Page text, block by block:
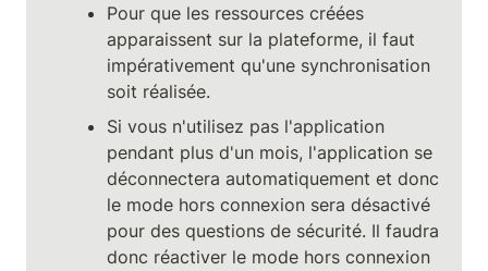
Pour que les ressources créées
apparaissent sur la plateforme, il faut
impérativement qu'une synchronisation
soit réalisée.
Si vous n'utilisez pas l'application
pendant plus d'un mois, l'application se
déconnectera automatiquement et donc
le mode hors connexion sera désactivé
pour des questions de sécurité. Il faudra
donc réactiver le mode hors connexion